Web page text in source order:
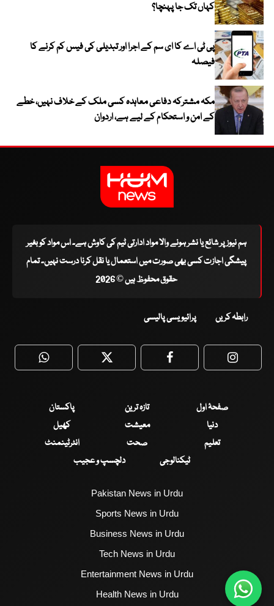
کہاں تک جا پہنچا؟
پی ٹی اے کا ای سم کے اجرا اور تبدیلی کی فیس کم کرنے کا
فیصلہ
مکہ مشترکہ دفاعی معاہدہ کسی ملک کے خلاف نہیں، خطے
کے امن و استحکام کے لیے ہے، اردوان
ہم نیوز پر شائع یا نشر ہونے والا مواد ادارتی ٹیم کی کاوش ہے۔ اس مواد کو بغیر
پیشگی اجازت کسی بھی صورت میں استعمال یا نقل کرنا درست نہیں۔ تمام
حقوق محفوظ ہیں © 2026
رابطہ کریں پرائیویسی پالیسی
WhatsApp Twitter Facebook
صفحۂ اول تازہ ترین
پاکستان
دنیا
معیشت
کھیل
تعلیم
صحت
انٹرٹینمنٹ
ٹیکنالوجی
دلچسپ و عجیب
Pakistan News in Urdu
Sports News in Urdu
Business News in Urdu
Tech News in Urdu
Entertainment News in Urdu
Health News in Urdu